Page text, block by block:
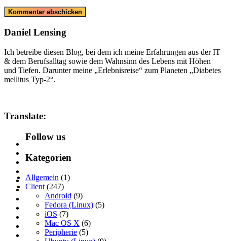
Daniel Lensing
Ich betreibe diesen Blog, bei dem ich meine Erfahrungen aus der IT
& dem Berufsalltag sowie dem Wahnsinn des Lebens mit Höhen
und Tiefen. Darunter meine „Erlebnisreise“ zum Planeten „Diabetes
mellitus Typ-2“.
Translate:
Follow us
Kategorien
Allgemein (1)
Client (247)
Android (9)
Fedora (Linux) (5)
iOS (7)
Mac OS X (6)
Peripherie (5)